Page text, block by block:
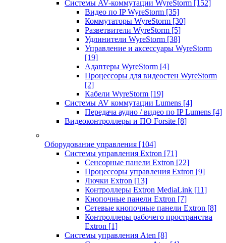
Системы AV-коммутации WyreStorm [152]
Видео по IP WyreStorm [35]
Коммутаторы WyreStorm [30]
Разветвители WyreStorm [5]
Удлинители WyreStorm [38]
Управление и аксессуары WyreStorm
[19]
Адаптеры WyreStorm [4]
Процессоры для видеостен WyreStorm
[2]
Кабели WyreStorm [19]
Системы AV коммутации Lumens [4]
Передача аудио / видео по IP Lumens [4]
Видеоконтроллеры и ПО Forsite [8]
Оборудование управления [104]
Системы управления Extron [71]
Сенсорные панели Extron [22]
Процессоры управления Extron [9]
Лючки Extron [13]
Контроллеры Extron MediaLink [11]
Кнопочные панели Extron [7]
Сетевые кнопочные панели Extron [8]
Контроллеры рабочего пространства
Extron [1]
Системы управления Aten [8]